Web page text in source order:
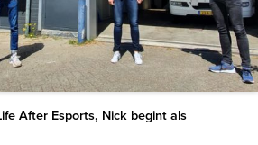
After Esports, Nick begint als